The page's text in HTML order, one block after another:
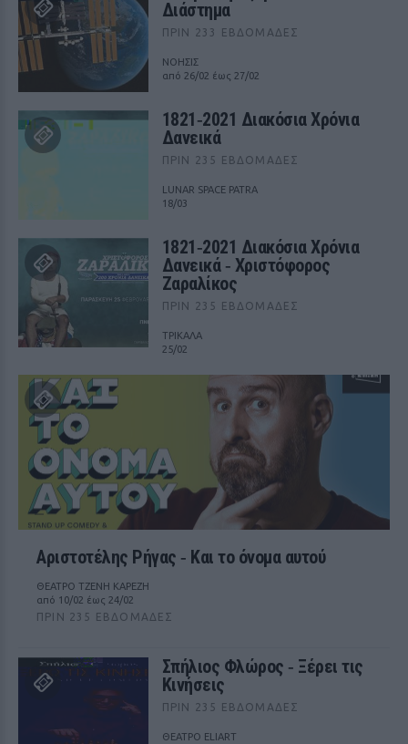
Διάστημα
ΠΡΙΝ 233 ΕΒΔΟΜΆΔΕΣ
ΝΟΗΣΙΣ
από 26/02 έως 27/02
1821‑2021 Διακόσια Χρόνια
Δανεικά
ΠΡΙΝ 235 ΕΒΔΟΜΆΔΕΣ
LUNAR SPACE PATRA
18/03
1821‑2021 Διακόσια Χρόνια
Δανεικά ‑ Χριστόφορος
Ζαραλίκος
ΠΡΙΝ 235 ΕΒΔΟΜΆΔΕΣ
ΤΡΙΚΑΛΑ
25/02
Αριστοτέλης Ρήγας ‑ Kαι το όνομα αυτού
ΘΕΑΤΡΟ ΤΖΕΝΗ ΚΑΡΕΖΗ
από 10/02 έως 24/02
ΠΡΙΝ 235 ΕΒΔΟΜΆΔΕΣ
Σπήλιος Φλώρος ‑ Ξέρει τις
Κινήσεις
ΠΡΙΝ 235 ΕΒΔΟΜΆΔΕΣ
ΘΕΑΤΡΟ ELIART